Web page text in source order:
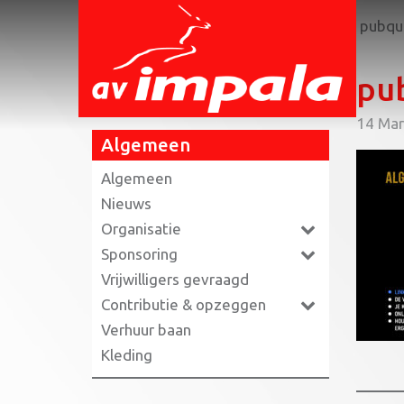
12 april online ALV & pubquiz
Algemeen
Algemeen
Nieuws
Organisatie
Sponsoring
Vrijwilligers gevraagd
Contributie & opzeggen
Verhuur baan
Kleding
14